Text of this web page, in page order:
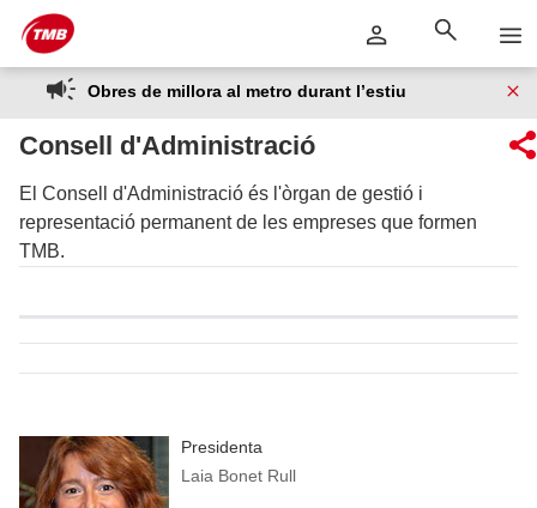
Salta al contingut principal
Saltar
al
contingut
Obres de millora al metro durant l’estiu
Consell d'Administració
El Consell d'Administració és l'òrgan de gestió i
representació permanent de les empreses que formen
TMB.
Presidenta
Laia Bonet Rull